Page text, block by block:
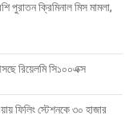
পুরাতন ক্রিমিনাল মিস মামলা,
রিয়েলমি সি১০০এক্স
ফিলিং স্টেশনকে ৩০ হাজার